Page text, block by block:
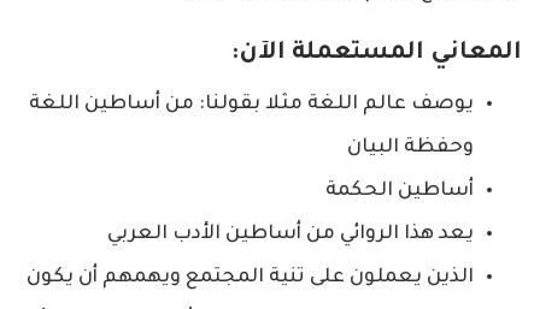
المعاني المستعملة الآن:
يوصف عالم اللغة مثلا بقولنا: من ‌أساطين اللغة
وحفظة البيان
أساطين الحكمة
يعد هذا الروائي من أساطين الأدب العربي
الذين يعملون على تنية المجتمع ويهمهم أن يكون